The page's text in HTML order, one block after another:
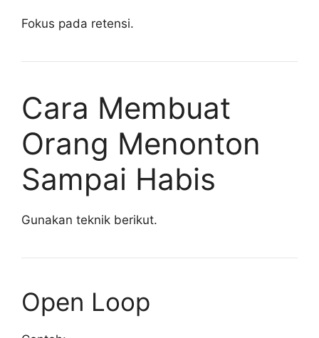
Fokus pada retensi.
Cara Membuat
Orang Menonton
Sampai Habis
Gunakan teknik berikut.
Open Loop